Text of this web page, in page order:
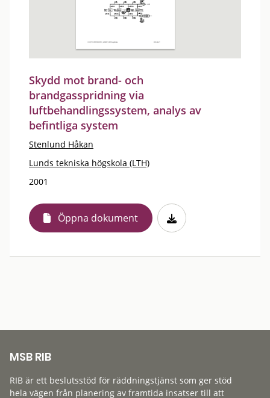
Skydd mot brand- och
brandgasspridning via
luftbehandlingssystem, analys av
befintliga system
Stenlund Håkan
Lunds tekniska högskola (LTH)
2001
Öppna dokument
MSB RIB
RIB är ett beslutsstöd för räddningstjänst som ger stöd
hela vägen från planering av framtida insatser till att